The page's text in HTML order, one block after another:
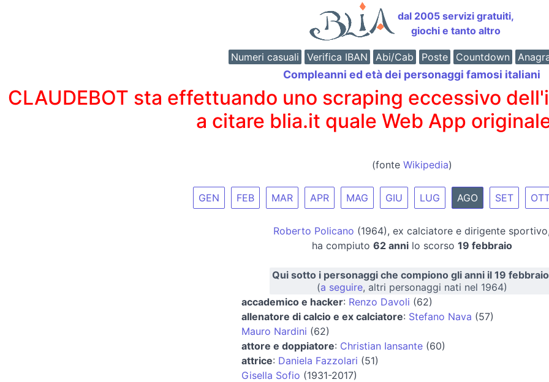
dal 2005 servizi gratuiti,
giochi e tanto altro
Numeri casuali Verifica IBAN Abi/Cab Poste Countdown
Compleanni ed età dei personaggi famosi italiani
CLAUDEBOT sta effettuando uno scraping eccessivo
a citare blia.it quale Web App
(fonte Wikipedia)
GEN FEB MAR APR MAG GIU LUG AGO SET
Roberto Policano (1964), ex calciatore e dirigente
ha compiuto 62 annilo scorso 19 febbraio
Qui sotto i personaggi che compiono gli anni il 19
(a seguire, altri personaggi nati nel 1964)
accademico e hacker: Renzo Davoli (62)
allenatore di calcio e ex calciatore: Stefano Nava (57)
Mauro Nardini (62)
attore e doppiatore: Christian Iansante(60)
attrice: Daniela Fazzolari (51)
Gisella Sofio (1931-2017)